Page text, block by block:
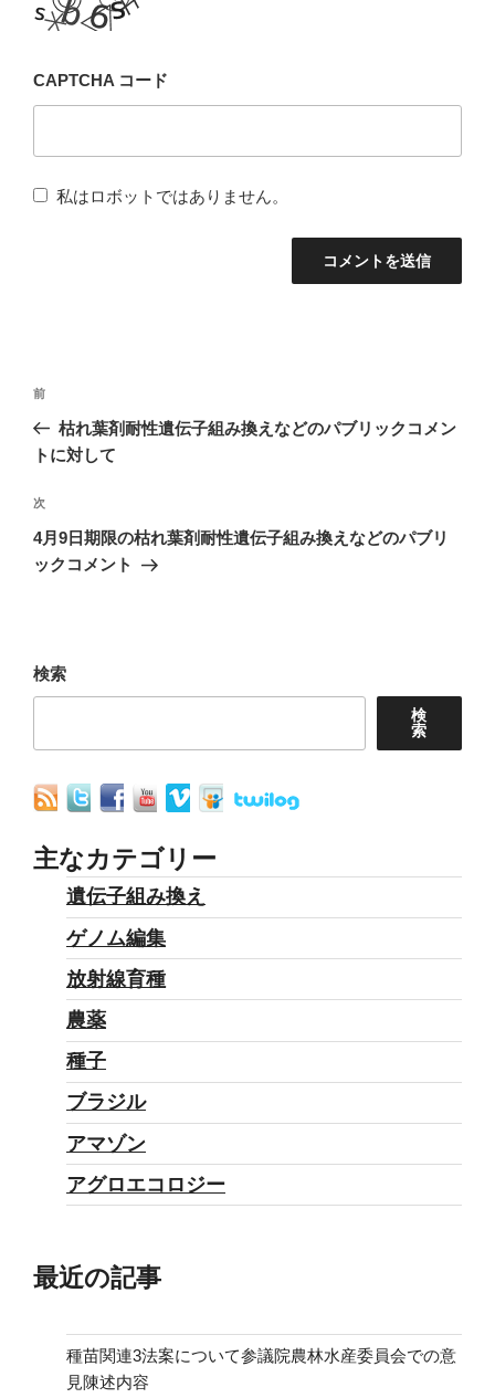
CAPTCHA コード
私はロボットではありません。
投
稿
ナ
ゲ
ー
前
の
投
前
枯れ葉剤耐性遺伝子組み換えなどのパブリックコメン
トに対して
次
の
投
次
4月9日期限の枯れ葉剤耐性遺伝子組み換えなどのパブリ
ックコメント
検索
検
索
主なカテゴリー
遺伝子組み換え
ゲノム編集
放射線育種
農薬
種子
ブラジル
アマゾン
アグロエコロジー
最近の記事
種苗関連3法案について参議院農林水産委員会での意
見陳述内容